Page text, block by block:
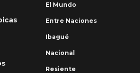
El Mundo
Entre Naciones
Ibagué
Nacional
Resiente